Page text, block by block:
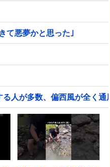
て悪夢かと思った｣
る人が多数、偏西風が全く